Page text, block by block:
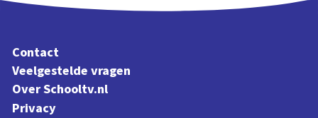
Contact
Veelgestelde vragen
Over Schooltv.nl
Privacy